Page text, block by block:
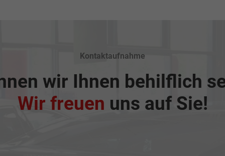
Kontaktaufnahme
wir Ihnen behilflich
Wir freuen uns auf Sie!